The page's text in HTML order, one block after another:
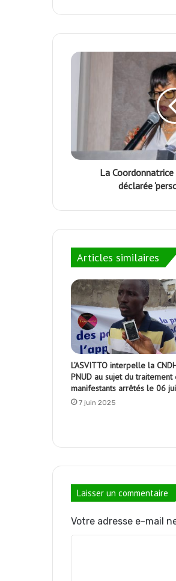
La Coordonnatrice
déclarée
Articles similaires
L’ASVITTO interpelle la
PNUD au sujet du traitement
manifestants arrêtés le 06
7 juin 2025
Laisser un commentaire
Votre adresse e-mail